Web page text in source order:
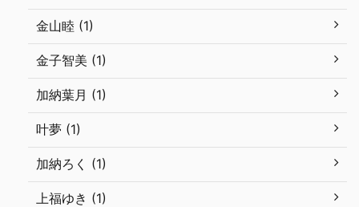
金山睦 (1)
金子智美 (1)
加納葉月 (1)
叶夢 (1)
加納ろく (1)
上福ゆき (1)